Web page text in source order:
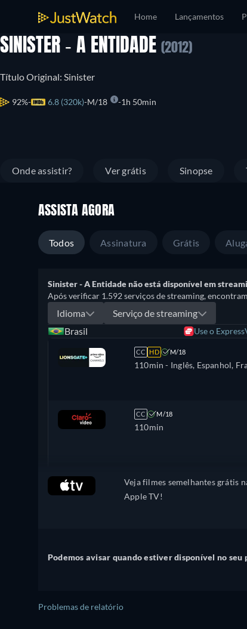
Home Lançamentos
SINISTER - A ENTIDADE (2012)
Título Original: Sinister
92% 6.8 (320k) M/18 1h 50min
Onde assistir? Ver grátis Sinopse
ASSISTA AGORA
Todos Assinatura Grátis
Sinister - A Entidade não está disponível em
Após verificar 1.592 serviços de streaming,
Idioma
Serviço de streaming
Brasil
Use o
CC HD M/18
110min - Inglês, Espanhol,
CC M/18
110min
Estados Unidos
Veja filmes semelhantes grátis
Apple TV!
Podemos avisar quando estiver disponível no seu
Problemas de relatório